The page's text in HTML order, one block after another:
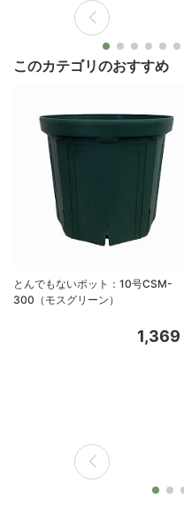
このカテゴリのおすすめ
とんでもないポット：10号CSM-
300（モスグリーン）
1,369